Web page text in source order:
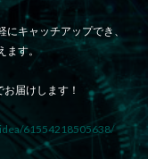
キャッチアップでき、
す。
届けします！
61554218505638/